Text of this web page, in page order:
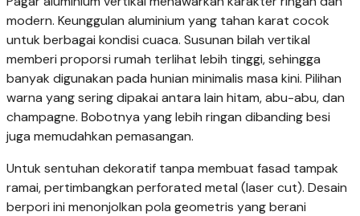
modern. Keunggulan aluminium yang tahan karat cocok
untuk berbagai kondisi cuaca. Susunan bilah vertikal
memberi proporsi rumah terlihat lebih tinggi, sehingga
banyak digunakan pada hunian minimalis masa kini. Pilihan
warna yang sering dipakai antara lain hitam, abu-abu, dan
champagne. Bobotnya yang lebih ringan dibanding besi
juga memudahkan pemasangan.
Untuk sentuhan dekoratif tanpa membuat fasad tampak
ramai, pertimbangkan perforated metal (laser cut). Desain
berpori ini menonjolkan pola geometris yang berani